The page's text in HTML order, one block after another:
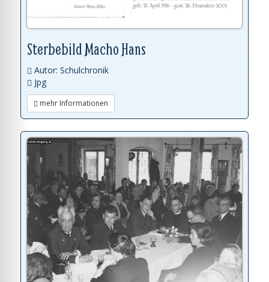
Sterbebild Macho Hans
Autor: Schulchronik
Jpg
mehr Informationen